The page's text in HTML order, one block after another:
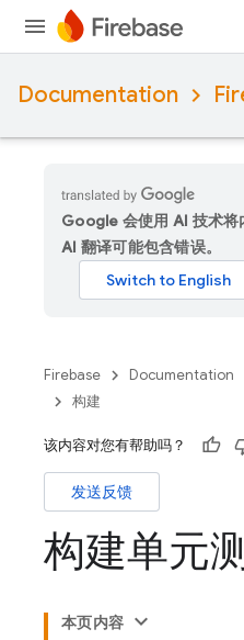
Documentation
Google 会使用 AI 技术将
AI 翻译可能包含错误。
Firebase Documentation
构建
该内容对您有帮助吗？
发送反馈
构建单元
本页内容